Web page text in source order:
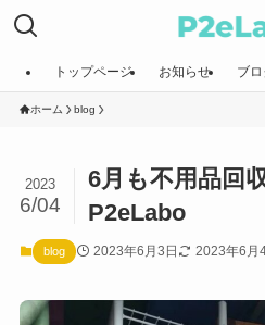
トップページ お知らせ ブ
ホーム blog
6月も不用品回
P2eLabo
2023
6/04
blog 2023年6月3日 2023年6月